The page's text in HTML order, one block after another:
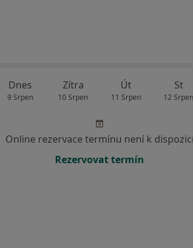
Dnes
9 Srpen
Zítra
10 Srpen
Út
11 Srpen
St
12 Srpen
Online rezervace termínu není k dispozici
Rezervovat termín